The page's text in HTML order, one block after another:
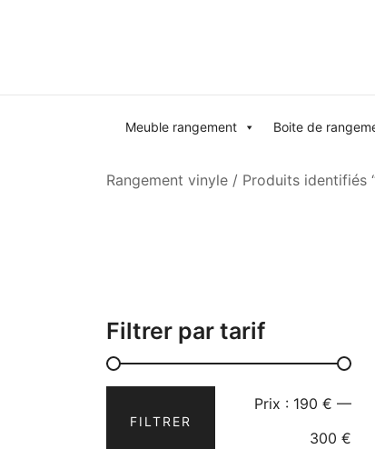
Meuble rangement Boite de
Rangement vinyle / Produits identifiés
Filtrer par tarif
FILTRER
Prix : 190 € —
300 €